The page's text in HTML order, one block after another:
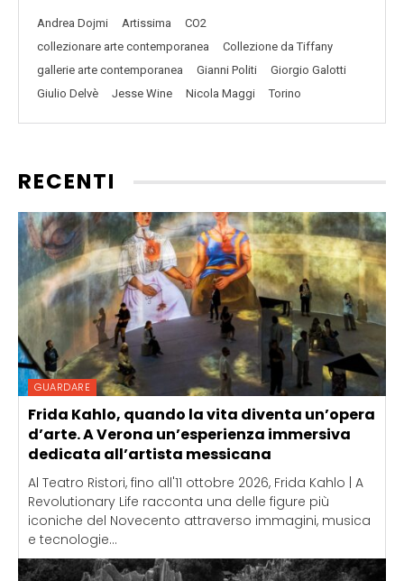
Andrea Dojmi Artissima
CO2
collezionare arte contemporanea
Collezione da Tiffany
gallerie arte contemporanea
Gianni Politi
Giorgio Galotti
Giulio Delvè
Jesse Wine Nicola Maggi Torino
RECENTI
GUARDARE
Frida Kahlo, quando la vita diventa un’opera
d’arte. A Verona un’esperienza immersiva
dedicata all’artista messicana
Al Teatro Ristori, fino all'11 ottobre 2026, Frida Kahlo | A
Revolutionary Life racconta una delle figure più
iconiche del Novecento attraverso immagini, musica
e tecnologie...